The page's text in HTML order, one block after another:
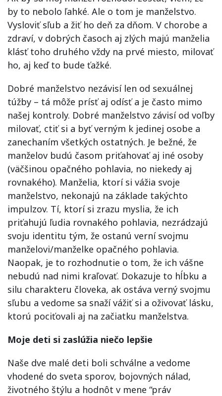
by to nebolo ľahké. Ale o tom je manželstvo.
Vysloviť sľub a žiť ho deň za dňom. V chorobe a
zdraví, v dobrých časoch aj zlých majú manželia
klásť toho druhého vždy na prvé miesto, milovať
ho, aj keď to bude ťažké.
Dobré manželstvo nezávisí len od sexuálnej
túžby – tá môže prísť aj odísť a je často mimo
našej kontroly. Dobré manželstvo závisí od voľby
milovať, ctiť si a byť verným k jedinej osobe a
zanechaním všetkých ostatných. Je bežné, že
manželov budú časom priťahovať aj iné osoby
(väčšinou opačného pohlavia, no niekedy aj
rovnakého). Manželia, ktorí si vážia svoje
manželstvo, nekonajú na základe takýchto
impulzov. Tí, ktorí si zrazu myslia, že ich
priťahujú ľudia rovnakého pohlavia, nezrádzajú
svoju identitu tým, že ostanú verní svojmu
manželovi/manželke opačného pohlavia.
Naopak, je to rozhodnutie o tom, že ich vášne
nebudú nad nimi kraľovať. Dokazuje to hĺbku a
silu charakteru človeka, ak ostáva verný svojmu
sľubu a vedome sa snaží vážiť si a oživovať lásku,
ktorú pociťovali aj na začiatku manželstva.
Moje deti si zaslúžia niečo lepšie
Naše dve malé deti boli schválne a vedome
vhodené do sveta sporov, bojovných nálad,
životného štýlu a hodnôt v mene “práv